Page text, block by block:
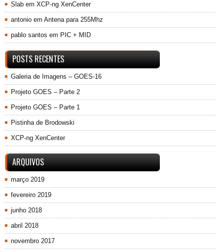
Slab em XCP-ng XenCenter
antonio em Antena para 255Mhz
pablo santos em PIC + MID
POSTS RECENTES
Galeria de Imagens – GOES-16
Projeto GOES – Parte 2
Projeto GOES – Parte 1
Pistinha de Brodowski
XCP-ng XenCenter
ARQUIVOS
março 2019
fevereiro 2019
junho 2018
abril 2018
novembro 2017